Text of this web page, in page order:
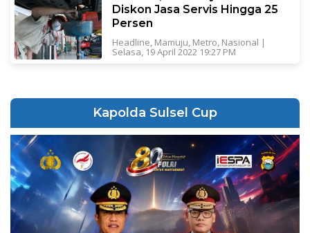
Diskon Jasa Servis Hingga 25
Persen
Headline, Mamuju, Metro, Nasional |
Selasa, 19 April 2022 19:27 PM
Kapolda Sulsel Cup